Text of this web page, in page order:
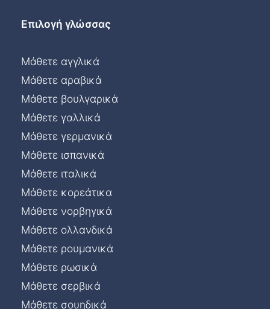
Επιλογή γλώσσας
Μάθετε αγγλικά
Μάθετε αραβικά
Μάθετε βουλγαρικά
Μάθετε γαλλικά
Μάθετε γερμανικά
Μάθετε ισπανικά
Μάθετε ιταλικά
Μάθετε κορεάτικα
Μάθετε νορβηγικά
Μάθετε ολλανδικά
Μάθετε ρουμανικά
Μάθετε ρωσικά
Μάθετε σερβικά
Μάθετε σουηδικά